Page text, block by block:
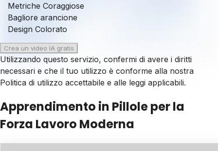
Metriche Coraggiose
Bagliore arancione
Design Colorato
Crea un video IA gratis
Utilizzando questo servizio, confermi di avere i diritti
necessari e che il tuo utilizzo è conforme alla nostra
Politica di utilizzo accettabile e alle leggi applicabili.
Apprendimento in Pillole per la
Forza Lavoro Moderna